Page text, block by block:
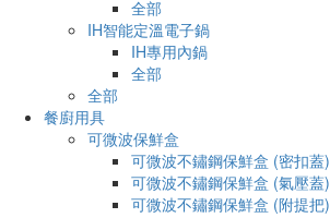
全部
IH智能定溫電子鍋
IH專用內鍋
全部
全部
餐廚用具
可微波保鮮盒
可微波不鏽鋼保鮮盒 (密扣蓋)
可微波不鏽鋼保鮮盒 (氣壓蓋)
可微波不鏽鋼保鮮盒 (附提把)